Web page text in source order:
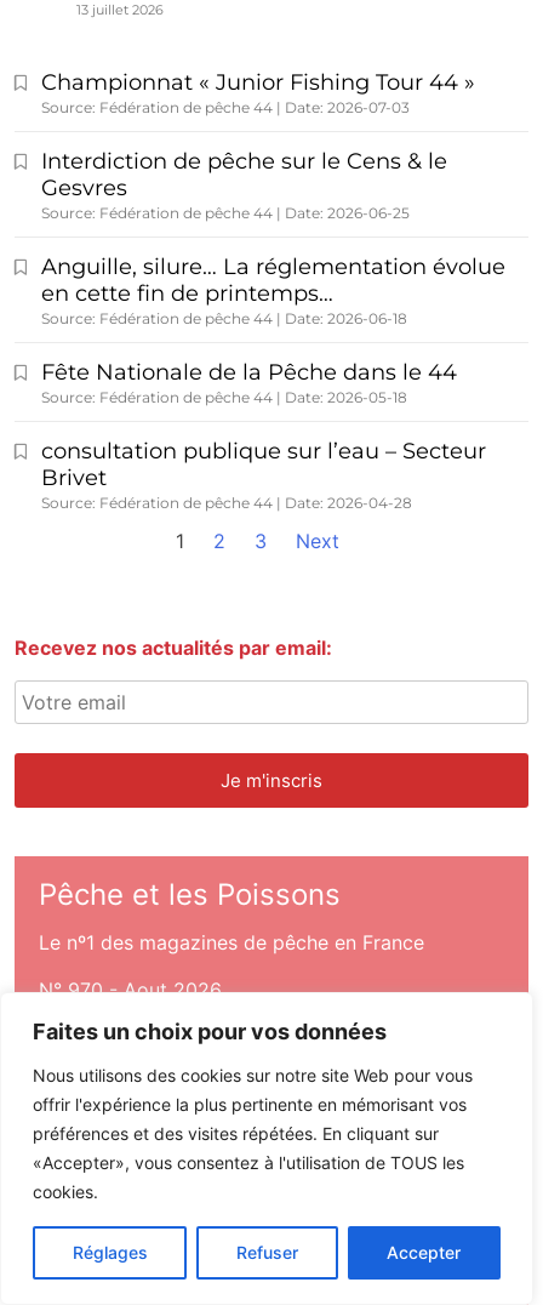
Faites un choix pour vos données
Nous utilisons des cookies sur notre site Web pour vous
offrir l'expérience la plus pertinente en mémorisant vos
préférences et des visites répétées. En cliquant sur
«Accepter», vous consentez à l'utilisation de TOUS les
cookies.
Réglages Refuser Accepter
13 juillet 2026
Championnat « Junior Fishing Tour 44 »
Source: Fédération de pêche 44 Date: 2026-07-03
Interdiction de pêche sur le Cens & le
Gesvres
Source: Fédération de pêche 44 Date: 2026-06-25
Anguille, silure… La réglementation évolue
en cette fin de printemps…
Source: Fédération de pêche 44 Date: 2026-06-18
Fête Nationale de la Pêche dans le 44
Source: Fédération de pêche 44 Date: 2026-05-18
consultation publique sur l’eau – Secteur
Brivet
Source: Fédération de pêche 44 Date: 2026-04-28
1 2 3 Next
Recevez nos actualités par email:
Pêche et les Poissons
Le nº1 des magazines de pêche en France
N° 970 - Aout 2026